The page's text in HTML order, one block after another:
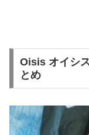
Oisis オイシ
とめ